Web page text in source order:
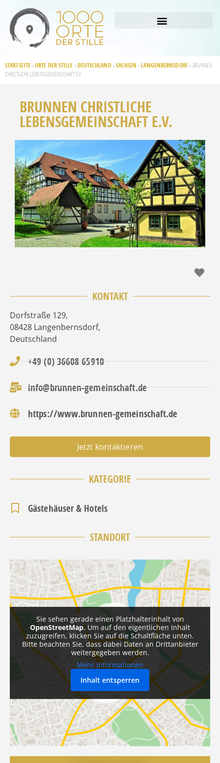
STARTSEITE » ORTE DER STILLE » DEUTSCHLAND» SACHSEN »LANGENBERNSDORF» BRUNNEN
CHRISTLICHE LEBENSGEMEINSCHAFT E.V.
BRUNNEN CHRISTLICHE
LEBENSGEMEINSCHAFT E.V.
KONTAKT
Dorfstraße 129,
08428 Langenbernsdorf,
Deutschland
+49 (0) 36608 65910
info@brunnen-gemeinschaft.de
https://www.brunnen-gemeinschaft.de
Jetzt kontaktieren
KATEGORIE
Gästehäuser & Hotels
STANDORT
Sie sehen gerade einen Platzhalterinhalt von
OpenStreetMap. Um auf den eigentlichen Inhalt
zuzugreifen, klicken Sie auf die Schaltfläche unten.
Bitte beachten Sie, dass dabei Daten an Drittanbieter
weitergegeben werden.
Mehr Informationen
Inhalt entsperren